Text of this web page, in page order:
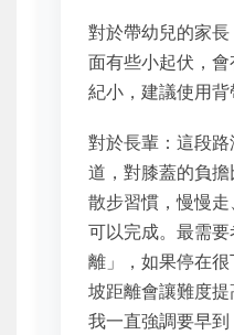
對於帶幼兒的家
面有些小起伏，
紀小，建議使用背
對於長輩：這段
道，對膝蓋的負
散步習慣，慢慢
可以完成。最需
離」，如果停在
坡距離會讓難度
我一直強調要早